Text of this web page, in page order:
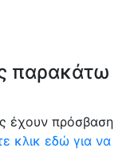
παρακάτω
έχουν πρόσβαση
κλικ εδώ για να